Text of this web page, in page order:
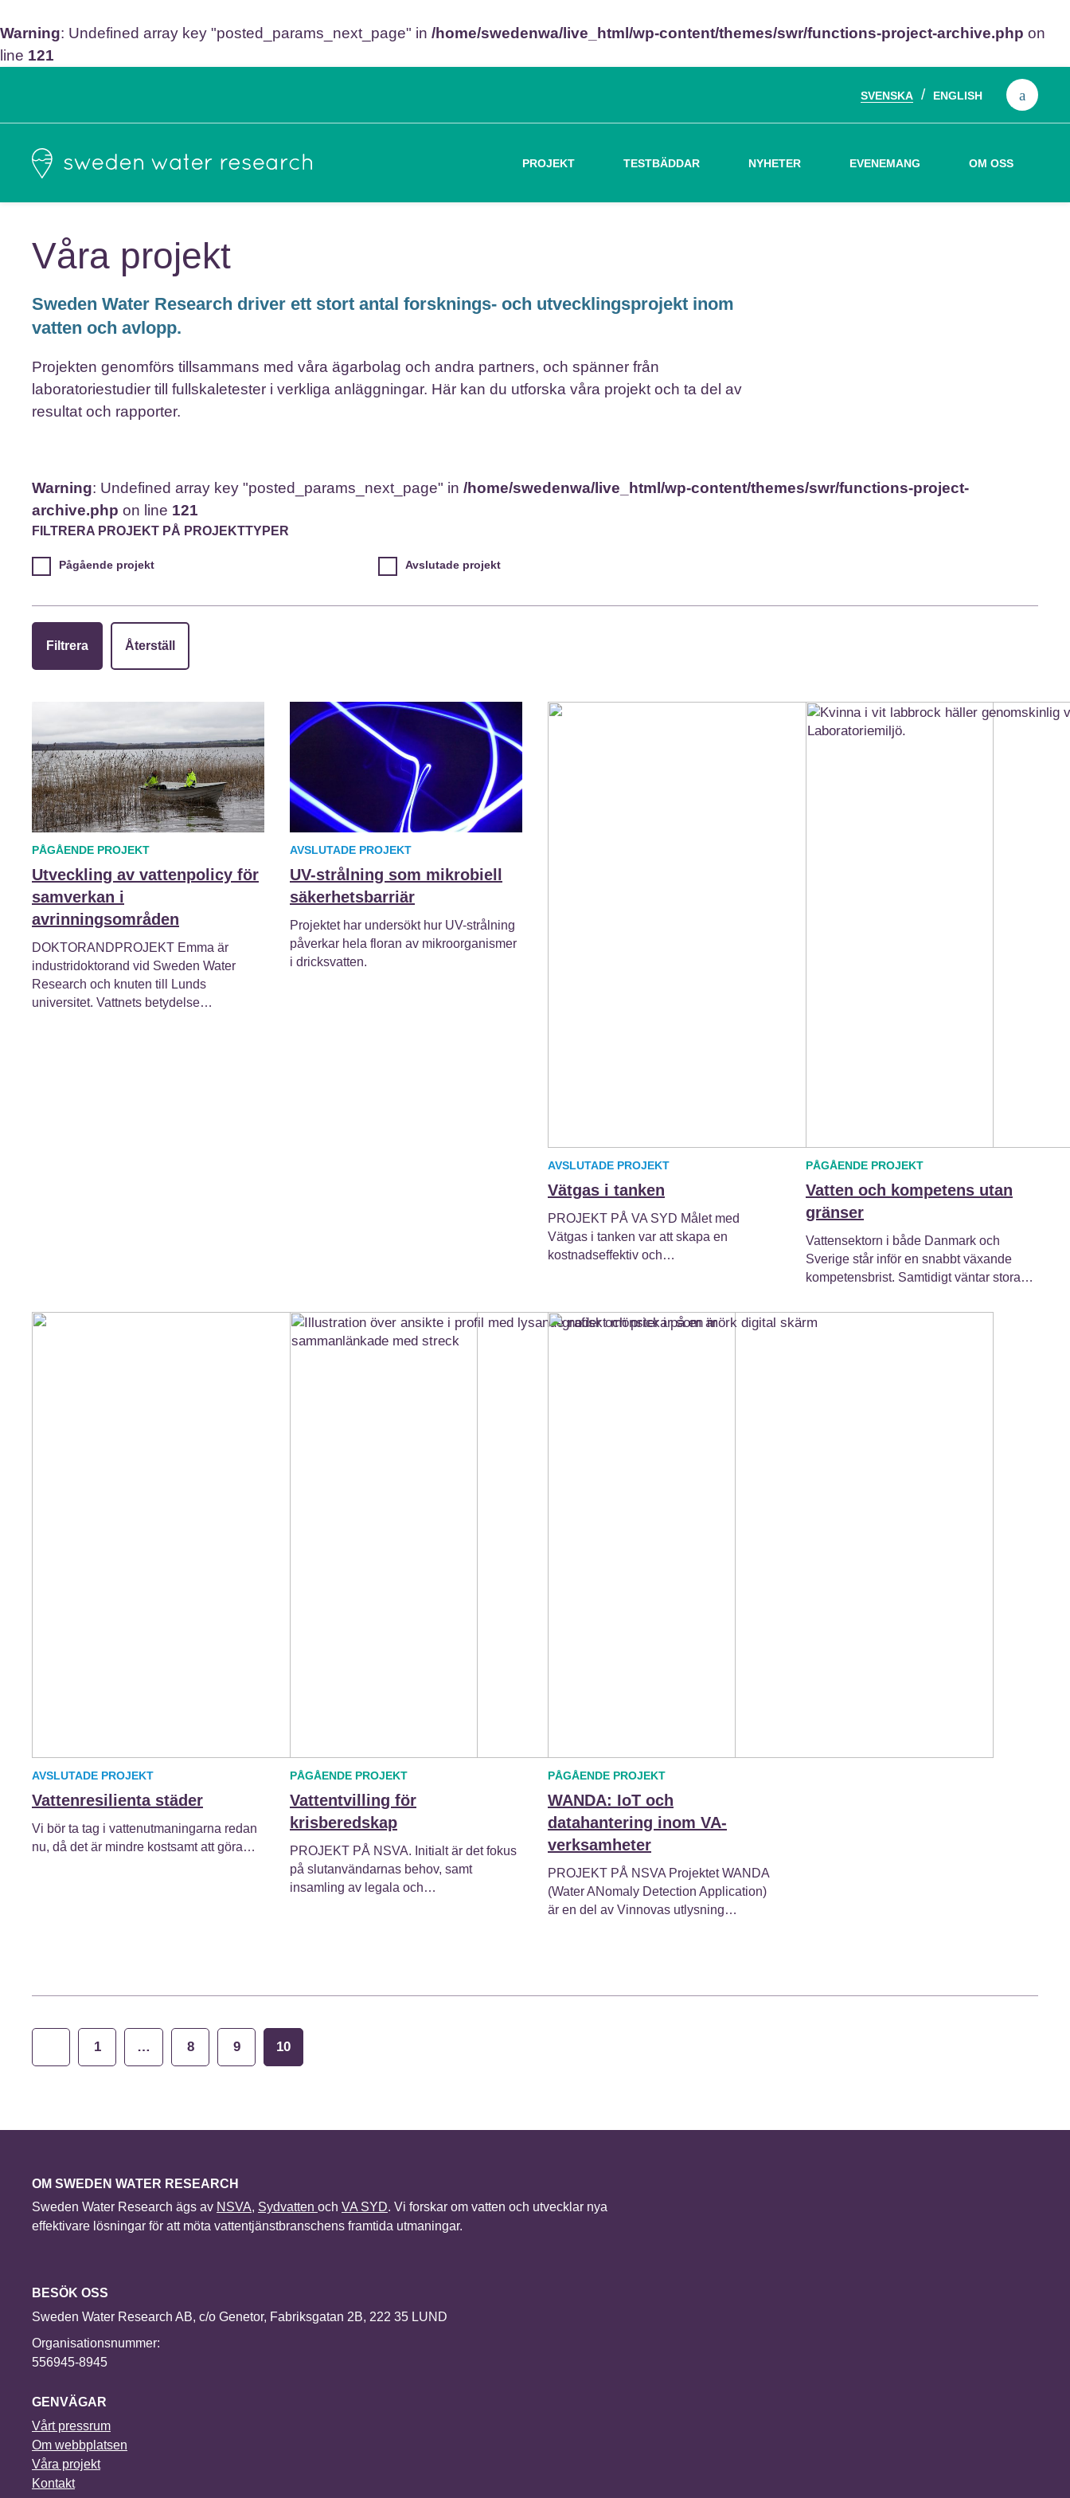
Warning: Undefined array key "posted_params_next_page" in /home/swedenwa/live_html/wp-content/themes/swr/functions-project-archive.php on
line 121
SVENSKA ENGLISH
Sök
PROJEKT TESTBÄDDAR NYHETER EVENEMANG OM OSS
Våra projekt
Sweden Water Research driver ett stort antal forsknings- och utvecklingsprojekt inom
vatten och avlopp.
Projekten genomförs tillsammans med våra ägarbolag och andra partners, och spänner från
laboratoriestudier till fullskaletester i verkliga anläggningar. Här kan du utforska våra projekt och ta del av
resultat och rapporter.
Warning: Undefined array key "posted_params_next_page" in /home/swedenwa/live_html/wp-content/themes/swr/functions-project-
archive.php on line 121
FILTRERA PROJEKT PÅ PROJEKTTYPER
Pågående projekt Avslutade projekt
Filtrera Återställ
PÅGÅENDE PROJEKT
Utveckling av vattenpolicy för
samverkan i
avrinningsområden
DOKTORANDPROJEKT Emma är
industridoktorand vid Sweden Water
Research och knuten till Lunds
universitet. Vattnets betydelse…
AVSLUTADE PROJEKT
UV-strålning som mikrobiell
säkerhetsbarriär
Projektet har undersökt hur UV-strålning
påverkar hela floran av mikroorganismer
i dricksvatten.
AVSLUTADE PROJEKT
Vätgas i tanken
PROJEKT PÅ VA SYD Målet med
Vätgas i tanken var att skapa en
kostnadseffektiv och…
PÅGÅENDE PROJEKT
Vatten och kompetens utan
gränser
Vattensektorn i både Danmark och
Sverige står inför en snabbt växande
kompetensbrist. Samtidigt väntar stora…
AVSLUTADE PROJEKT
Vattenresilienta städer
Vi bör ta tag i vattenutmaningarna redan
nu, då det är mindre kostsamt att göra…
PÅGÅENDE PROJEKT
Vattentvilling för
krisberedskap
PROJEKT PÅ NSVA. Initialt är det fokus
på slutanvändarnas behov, samt
insamling av legala och…
PÅGÅENDE PROJEKT
WANDA: IoT och
datahantering inom VA-
verksamheter
PROJEKT PÅ NSVA Projektet WANDA
(Water ANomaly Detection Application)
är en del av Vinnovas utlysning…
Sidnumrering
för
1 … 8 9 10
OM SWEDEN WATER RESEARCH
Sweden Water Research ägs av NSVA, Sydvatten och VA SYD. Vi forskar om vatten och utvecklar nya
effektivare lösningar för att möta vattentjänstbranschens framtida utmaningar.
BESÖK OSS
Sweden Water Research AB, c/o Genetor, Fabriksgatan 2B, 222 35 LUND
Organisationsnummer:
556945-8945
GENVÄGAR
Vårt pressrum
Om webbplatsen
Våra projekt
Kontakt